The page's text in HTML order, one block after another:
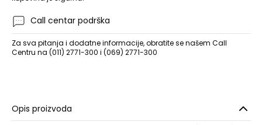
Call centar podrška
Za sva pitanja i dodatne informacije, obratite se našem Call
Centru na (011) 2771-300 i (069) 2771-300
Opis proizvoda